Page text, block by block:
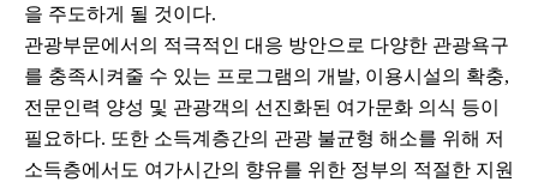
을 주도하게 될 것이다.
관광부문에서의 적극적인 대응 방안으로 다양한 관광욕구
를 충족시켜줄 수 있는 프로그램의 개발, 이용시설의 확충,
전문인력 양성 및 관광객의 선진화된 여가문화 의식 등이
필요하다. 또한 소득계층간의 관광 불균형 해소를 위해 저
소득층에서도 여가시간의 향유를 위한 정부의 적절한 지원